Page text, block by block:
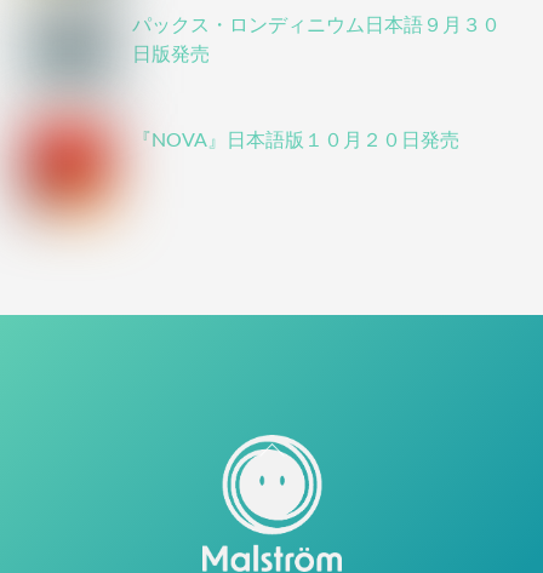
パックス・ロンディニウム日本語９月３０
日版発売
『NOVA』日本語版１０月２０日発売
BACK
TO
TOP